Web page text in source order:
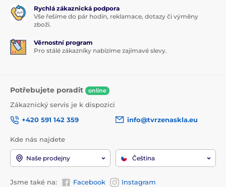
Rychlá zákaznická podpora
Vše řešíme do pár hodin, reklamace, dotazy či výměny
zboží.
Věrnostní program
Pro stálé zákazníky nabízíme zajímavé slevy.
Potřebujete poradit online
Zákaznický servis je k dispozici
+420 591 142 359
info@tvrzenaskla.eu
Kde nás najdete
Naše prodejny Čeština
Jsme také na: Facebook Instagram